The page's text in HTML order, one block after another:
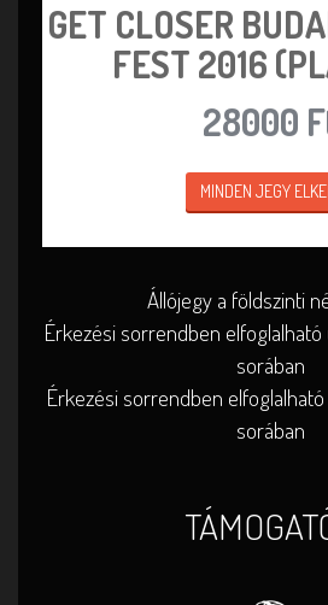
GET CLOSER
FEST 2016
28000
MINDEN JEGY
Állójegy a földszinti
Érkezési sorrendben
sorában
Érkezési sorrendben
sorában